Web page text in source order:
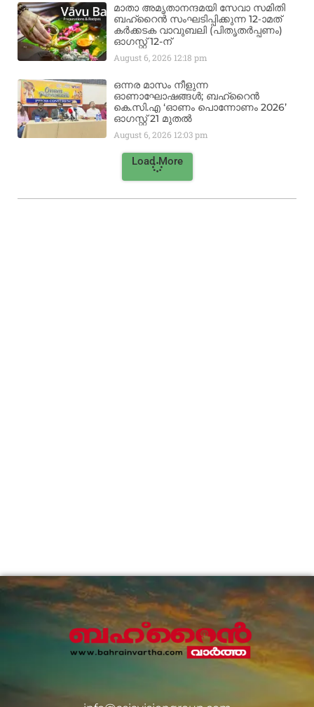
മാതാ അമൃതാനന്ദമയി സേവാ സമിതി
ബഹ്‌റൈൻ സംഘടിപ്പിക്കുന്ന 12-ാമത്
കർക്കടക വാവുബലി (പിതൃതർപ്പണം)
ഓഗസ്റ്റ് 12-ന്
August 6, 2026 12:18 pm
ഒന്നര മാസം നീളുന്ന
ഓണാഘോഷങ്ങൾ; ബഹ്‌റൈൻ
കെ.സി.എ ‘ഓണം പൊന്നോണം 2026’
ഓഗസ്റ്റ് 21 മുതൽ
August 6, 2026 12:03 pm
Load More